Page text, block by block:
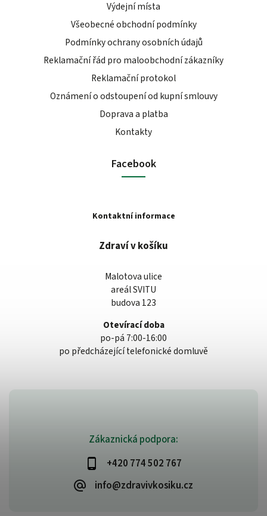
Zákaznická podpora:
+420 774 502 767
info@zdravivkosiku.cz
Výdejní místa
Všeobecné obchodní podmínky
Podmínky ochrany osobních údajů
Reklamační řád pro maloobchodní zákazníky
Reklamační protokol
Oznámení o odstoupení od kupní smlouvy
Doprava a platba
Kontakty
Facebook
Kontaktní informace
Zdraví v košíku
Malotova ulice
areál SVITU
budova 123
Otevírací doba
po-pá 7:00-16:00
po předcházející telefonické domluvě